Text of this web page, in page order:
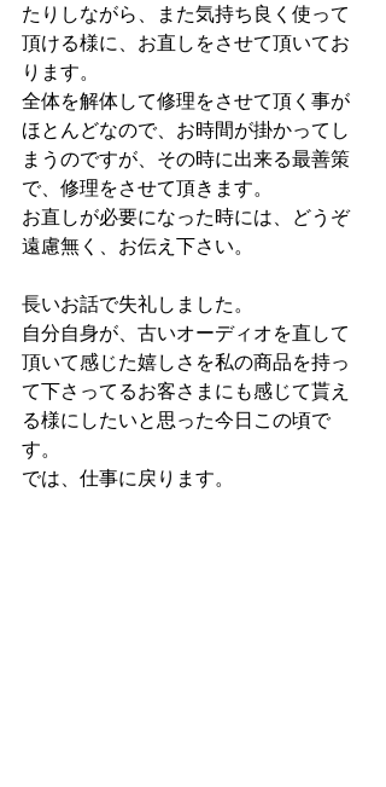
たりしながら、また気持ち良く使って
頂ける様に、お直しをさせて頂いてお
ります。
全体を解体して修理をさせて頂く事が
ほとんどなので、お時間が掛かってし
まうのですが、その時に出来る最善策
で、修理をさせて頂きます。
お直しが必要になった時には、どうぞ
遠慮無く、お伝え下さい。
長いお話で失礼しました。
自分自身が、古いオーディオを直して
頂いて感じた嬉しさを私の商品を持っ
て下さってるお客さまにも感じて貰え
る様にしたいと思った今日この頃で
す。
では、仕事に戻ります。